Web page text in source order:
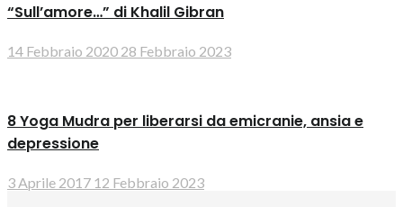
“Sull’amore…” di Khalil Gibran
14 Febbraio 2020 28 Febbraio 2023
8 Yoga Mudra per liberarsi da emicranie, ansia e
depressione
3 Aprile 2017 12 Febbraio 2023